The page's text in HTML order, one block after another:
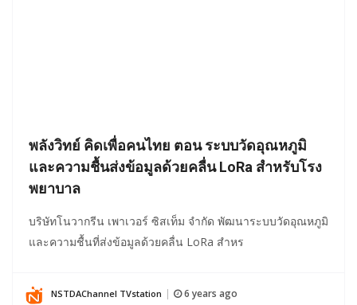
พลังวิทย์ คิดเพื่อคนไทย ตอน ระบบวัดอุณหภูมิ
และความชื้นส่งข้อมูลด้วยคลื่น LoRa สำหรับโรง
พยาบาล
บริษัทโนวากรีน เพาเวอร์ ซิสเท็ม จำกัด พัฒนาระบบวัดอุณหภูมิ
และความชื้นที่ส่งข้อมูลด้วยคลื่น LoRa สำหร
NSTDAChannel TVstation 6 years ago